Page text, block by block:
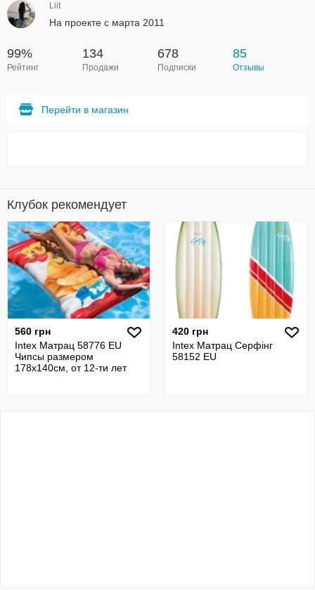
Liit
На проекте с марта 2011
99%
Рейтинг
134
Продажи
678
Подписки
85
Отзывы
Перейти в магазин
Клубок рекомендует
560 грн
Intex Матрац 58776 EU
Чипсы размером
178х140см, от 12-ти лет
420 грн
Intex Матрац Серфінг
58152 EU